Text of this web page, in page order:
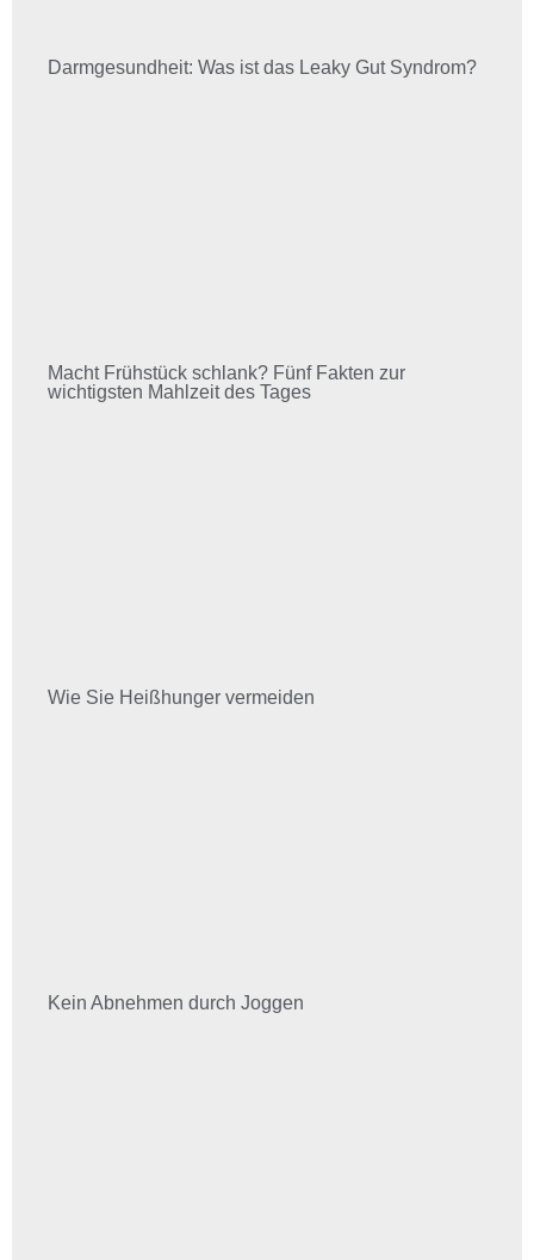
Darmgesundheit: Was ist das Leaky Gut Syndrom?
Macht Frühstück schlank? Fünf Fakten zur
wichtigsten Mahlzeit des Tages
Wie Sie Heißhunger vermeiden
Kein Abnehmen durch Joggen